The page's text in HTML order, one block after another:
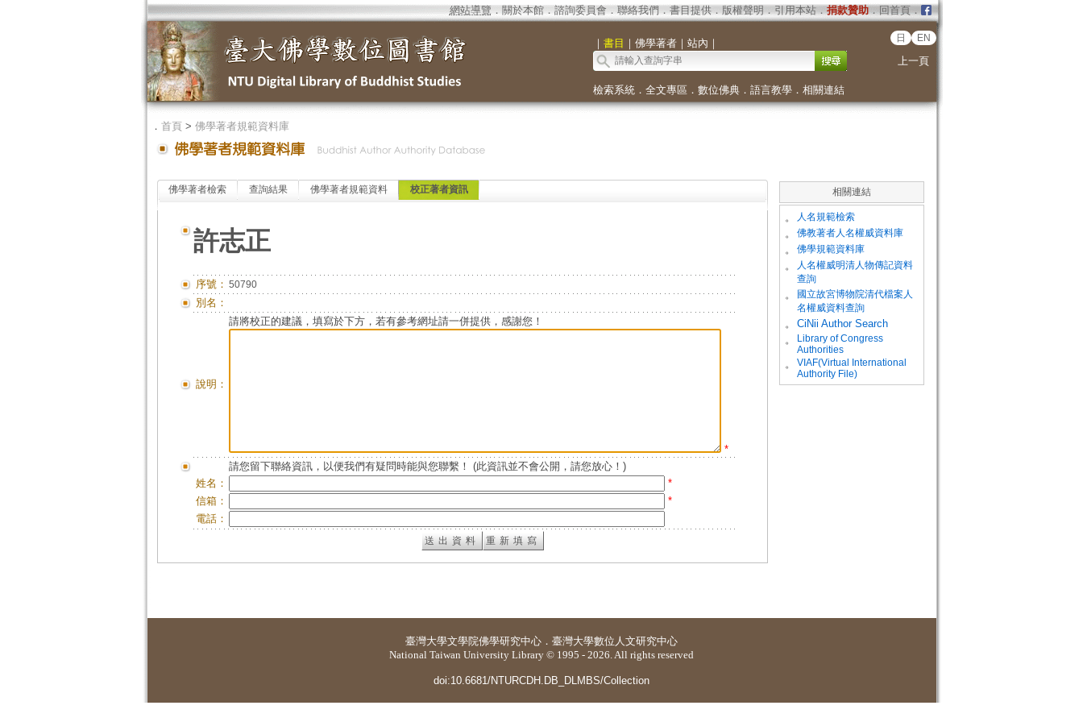
網站導覽 ． 關於本館． 諮詢委員會． 聯絡我們 ． 書目提供． 版權聲明 ． 引用本站． 捐款贊助．回首頁．
｜ 書目 ｜ 佛學著者｜ 站內 ｜ 日 EN
上一頁
檢索系統． 全文專區 ． 數位佛典． 語言教學． 相關連結
． 首頁> 佛學著者規範資料庫
佛學著者檢索 查詢結果 佛學著者規範資料 校正著者資訊
許志正
序號： 50790
別名：
說明：
請將校正的建議，填寫於下方，若有參考網址請一併提供，感謝您！
*
請您留下聯絡資訊，以便我們有疑問時能與您聯繫！ (此資訊並不會公開，請您放心！)
姓名：
*
信箱：
*
電話：
相關連結
。 人名規範檢索
。 佛教著者人名權威資料庫
。 佛學規範資料庫
。
人名權威明清人物傳記資料
查詢
。
國立故宮博物院清代檔案人
名權威資料查詢
。
CiNii Author Search
。
Library of Congress
Authorities
。
VIAF(Virtual International
Authority File)
臺灣大學文學院佛學研究中心 ． 臺灣大學數位人文研究中心
National Taiwan University Library © 1995 - 2026. All rights reserved
doi:10.6681/NTURCDH.DB_DLMBS/Collection